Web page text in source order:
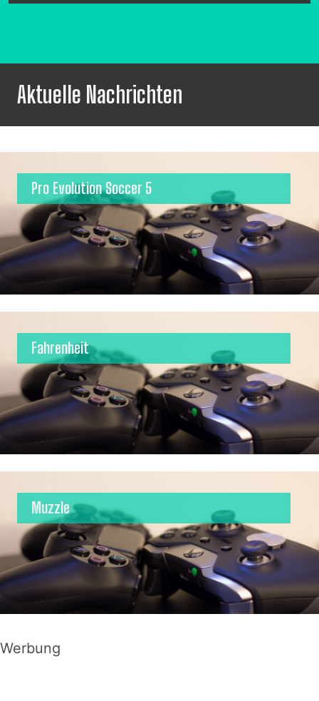
Aktuelle Nachrichten
Pro Evolution Soccer 5
Fahrenheit
Muzzle
Werbung